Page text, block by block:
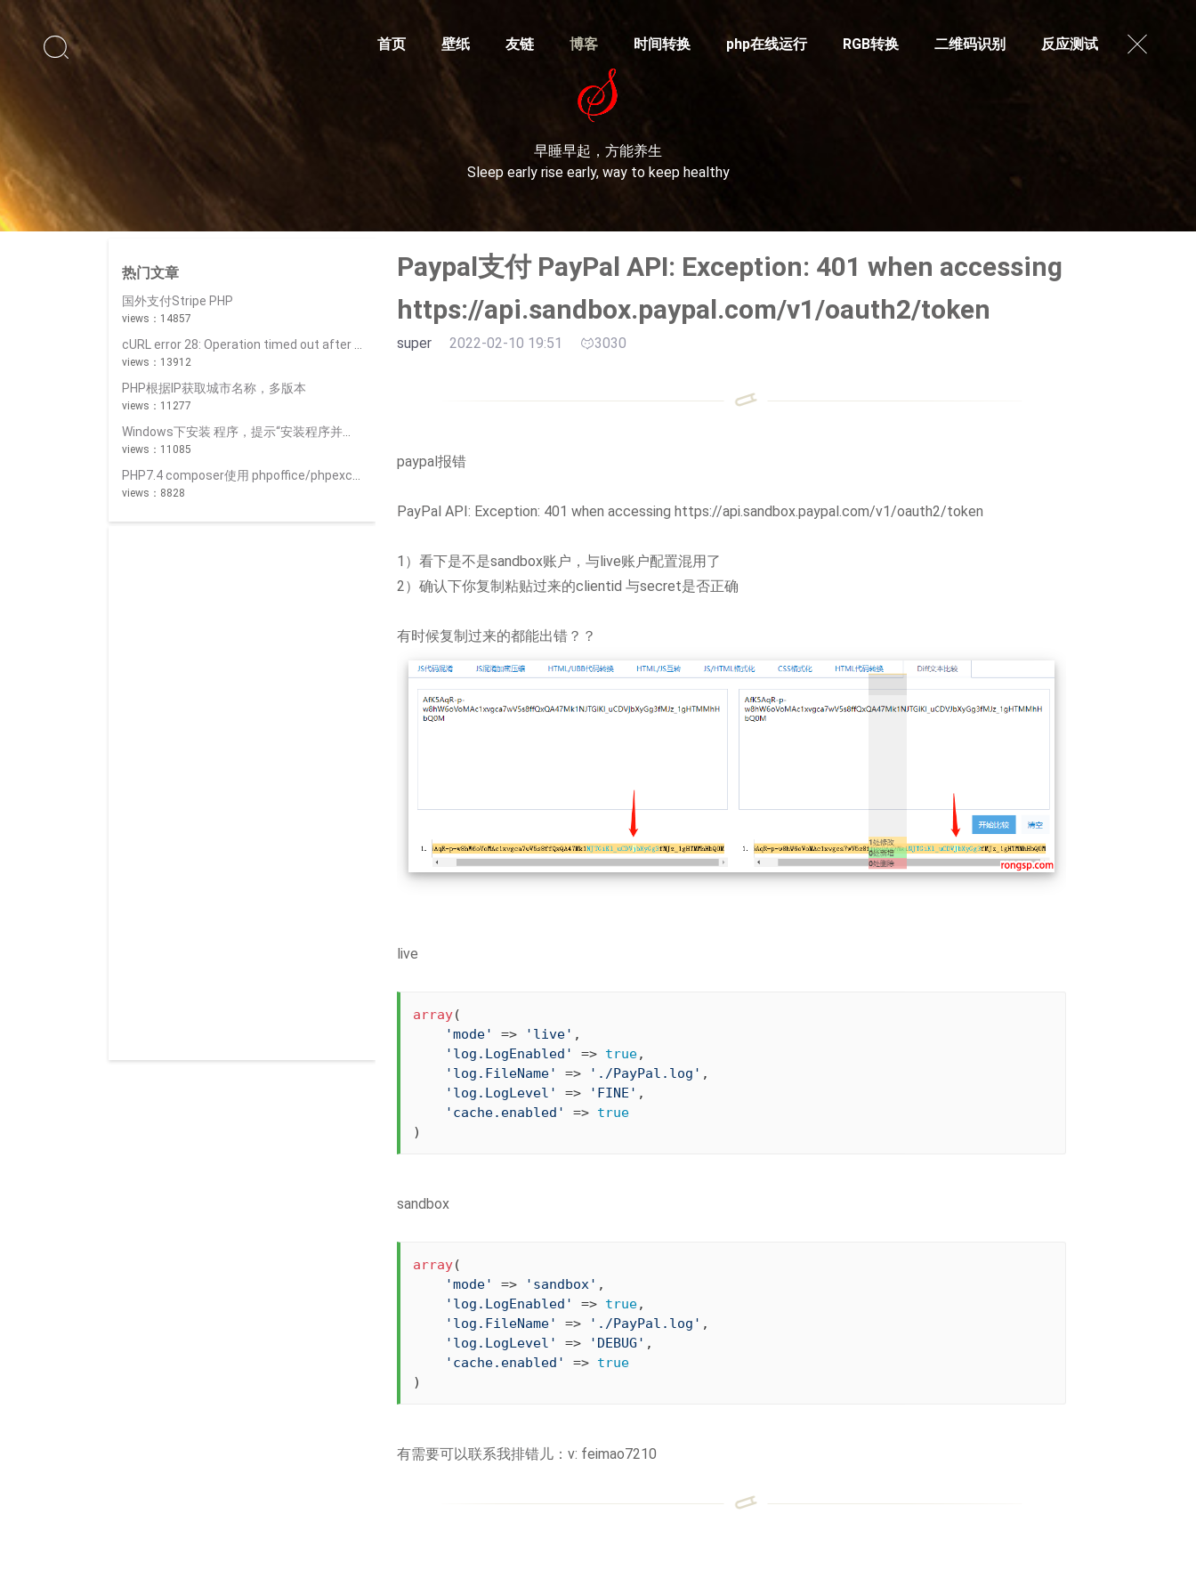
首页 壁纸 友链 博客 时间转换 php在线运行 RGB转换 二维码识别 反应测试

早睡早起，方能养生
Sleep early rise early, way to keep healthy
热门文章
国外支付Stripe PHP
views：14857
views：13912
PHP根据IP获取城市名称，多版本
views：11277
views：11085
views：8828
Paypal支付 PayPal API: Exception: 401 when accessing
https://api.sandbox.paypal.com/v1/oauth2/token
super 2022-02-10 19:51 3030
paypal报错
PayPal API: Exception: 401 when accessing https://api.sandbox.paypal.com/v1/oauth2/token
1）看下是不是sandbox账户，与live账户配置混用了
2）确认下你复制粘贴过来的clientid 与secret是否正确
有时候复制过来的都能出错？？
live
array(
'mode'
=> 'live' ,
'log.LogEnabled'
=> true,
'log.FileName'
=> './PayPal.log' ,
'log.LogLevel'
=> 'FINE' ,
'cache.enabled'
=> true
sandbox
array(
'mode'
=> 'sandbox' ,
'log.LogEnabled'
=> true,
'log.FileName'
=> './PayPal.log' ,
'log.LogLevel'
=> 'DEBUG' ,
'cache.enabled'
=> true
)
有需要可以联系我排错儿：v: feimao7210